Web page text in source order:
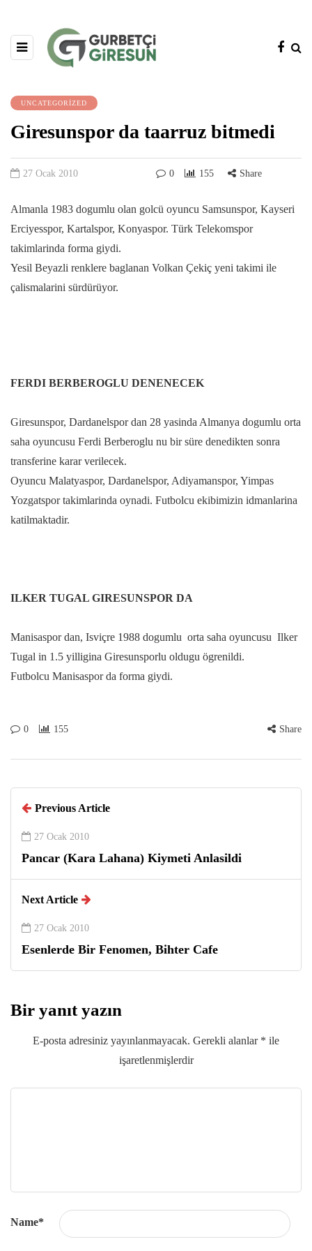
UNCATEGORIZED
Giresunspor da taarruz bitmedi
27 Ocak 2010 0 155 Share
Almanla 1983 dogumlu olan golcü oyuncu Samsunspor, Kayseri
Erciyesspor, Kartalspor, Konyaspor. Türk Telekomspor
takimlarinda forma giydi.
Yesil Beyazli renklere baglanan Volkan Çekiç yeni takimi ile
çalismalarini sürdürüyor.
FERDI BERBEROGLU DENENECEK
Giresunspor, Dardanelspor dan 28 yasinda Almanya dogumlu orta
saha oyuncusu Ferdi Berberoglu nu bir süre denedikten sonra
transferine karar verilecek.
Oyuncu Malatyaspor, Dardanelspor, Adiyamanspor, Yimpas
Yozgatspor takimlarinda oynadi. Futbolcu ekibimizin idmanlarina
katilmaktadir.
ILKER TUGAL GIRESUNSPOR DA
Manisaspor dan, Isviçre 1988 dogumlu orta saha oyuncusu Ilker
Tugal in 1.5 yilligina Giresunsporlu oldugu ögrenildi.
Futbolcu Manisaspor da forma giydi.
0 155 Share
Previous Article
27 Ocak 2010
Pancar (Kara Lahana) Kiymeti Anlasildi
Next Article
27 Ocak 2010
Esenlerde Bir Fenomen, Bihter Cafe
Bir yanıt yazın
E-posta adresiniz yayınlanmayacak. Gerekli alanlar * ile
işaretlenmişlerdir
Name*